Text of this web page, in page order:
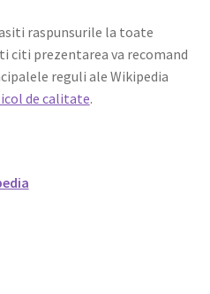
raspunsurile la toate
citi prezentarea va recomand
reguli ale Wikipedia
de calitate.